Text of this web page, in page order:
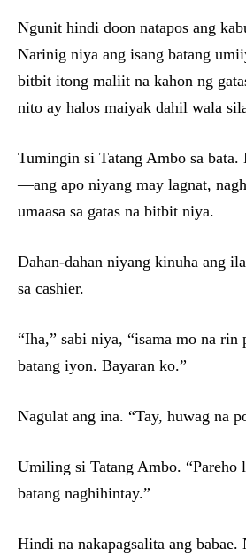
Ngunit hindi doon natapos ang
Narinig niya ang isang batang
bitbit itong maliit na kahon ng
nito ay halos maiyak dahil wala
Tumingin si Tatang Ambo sa
—ang apo niyang may lagnat,
umaasa sa gatas na bitbit niya.
Dahan-dahan niyang kinuha ang
sa cashier.
“Iha,” sabi niya, “isama mo na rin
batang iyon. Bayaran ko.”
Nagulat ang ina. “Tay, huwag na
Umiling si Tatang Ambo. “Pareho
batang naghihintay.”
Hindi na nakapagsalita ang babae.